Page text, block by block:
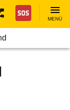
Nothilfe
MENÜ